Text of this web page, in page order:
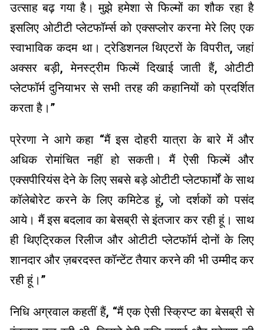
उत्साह बढ़ गया है। मुझे हमेशा से फिल्मों का शौक रहा है
इसलिए ओटीटी प्लेटफॉर्म्स को एक्सप्लोर करना मेरे लिए एक
स्वाभाविक कदम था। ट्रेडिशनल थिएटरों के विपरीत, जहां
अक्सर बड़ी, मेनस्ट्रीम फिल्में दिखाई जाती हैं, ओटीटी
प्लेटफॉर्म दुनियाभर से सभी तरह की कहानियों को प्रदर्शित
करता है।”
प्रेरणा ने आगे कहा “मैं इस दोहरी यात्रा के बारे में और
अधिक रोमांचित नहीं हो सकती। मैं ऐसी फिल्में और
एक्सपीरियंस देने के लिए सबसे बड़े ओटीटी प्लेटफार्मों के साथ
कॉलेबोरेट करने के लिए कमिटेड हूं, जो दर्शकों को पसंद
आये। मैं इस बदलाव का बेसब्री से इंतजार कर रही हूं। साथ
ही थिएट्रिकल रिलीज और ओटीटी प्लेटफॉर्म दोनों के लिए
शानदार और ज़बरदस्त कॉन्टेंट तैयार करने की भी उम्मीद कर
रही हूं।”
निधि अग्रवाल कहतीं हैं, “मैं एक ऐसी स्क्रिप्ट का बेसब्री से